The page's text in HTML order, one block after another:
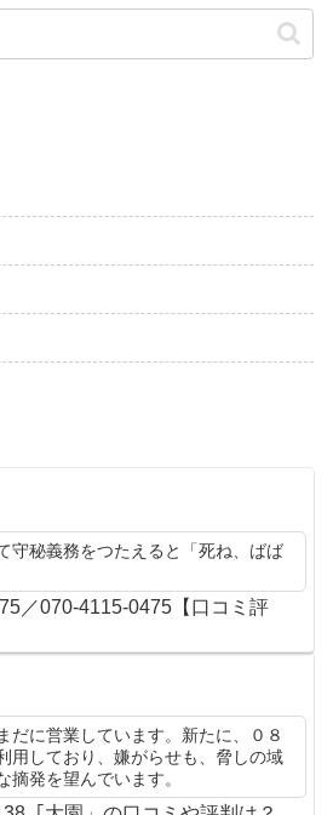
守秘義務をつたえると「死ね、ばば
／070-4115-0475【口コミ評
に営業しています。新たに、０８
用しており、嫌がらせも、脅しの域
摘発を望んでいます。